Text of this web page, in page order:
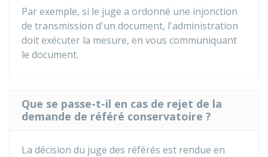
Par exemple, si le juge a ordonné une injonction
de transmission d'un document, l'administration
doit exécuter la mesure, en vous communiquant
le document.
Que se passe-t-il en cas de rejet de la
demande de référé conservatoire ?
La décision du juge des référés est rendue en